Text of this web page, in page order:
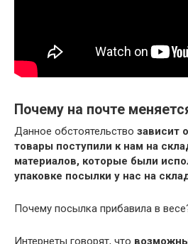
Почему на почте
Данное обстоятельство зависит
товары поступили к нам на
материалов, которые были
упаковке посылки у нас на
Почему посылка прибавила в
Интернеты говорят, что